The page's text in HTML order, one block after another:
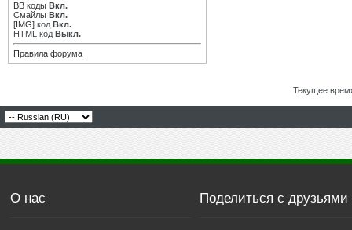
BB коды Вкл.
Смайлы Вкл.
[IMG] код Вкл.
HTML код Выкл.
Правила форума
Текущее
О нас Поделиться с друзьями